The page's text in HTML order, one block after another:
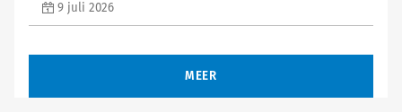
9 juli 2026
MEER